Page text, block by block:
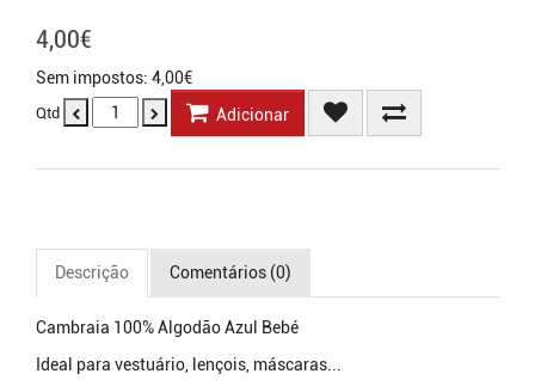
4,00€
Sem impostos: 4,00€
Qtd Adicionar
Descrição Comentários (0)
Cambraia 100% Algodão Azul Bebé
Ideal para vestuário, lençois, máscaras...